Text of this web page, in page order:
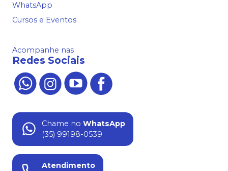
WhatsApp
Cursos e Eventos
Acompanhe nas
Redes Sociais
Chame no WhatsApp
(35) 99198-0539
Atendimento